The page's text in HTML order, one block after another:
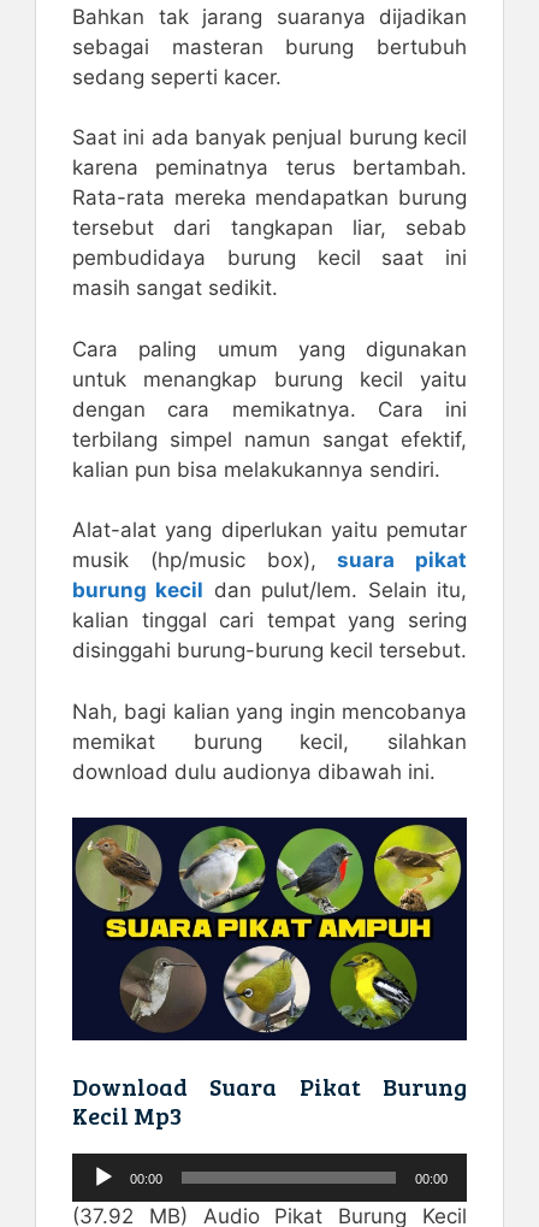
Bahkan tak jarang suaranya dijadikan
sebagai masteran burung bertubuh
sedang seperti kacer.
Saat ini ada banyak penjual burung kecil
karena peminatnya terus bertambah.
Rata-rata mereka mendapatkan burung
tersebut dari tangkapan liar, sebab
pembudidaya burung kecil saat ini
masih sangat sedikit.
Cara paling umum yang digunakan
untuk menangkap burung kecil yaitu
dengan cara memikatnya. Cara ini
terbilang simpel namun sangat efektif,
kalian pun bisa melakukannya sendiri.
Alat-alat yang diperlukan yaitu pemutar
musik (hp/music box),suara pikat
burung kecil dan pulut/lem. Selain itu,
kalian tinggal cari tempat yang sering
disinggahi burung-burung kecil tersebut.
Nah, bagi kalian yang ingin mencobanya
memikat burung kecil, silahkan
download dulu audionya dibawah ini.
Download Suara Pikat Burung
Kecil Mp3
Pemutar
Audio
00:00 00:00
(37.92 MB) Audio Pikat Burung Kecil